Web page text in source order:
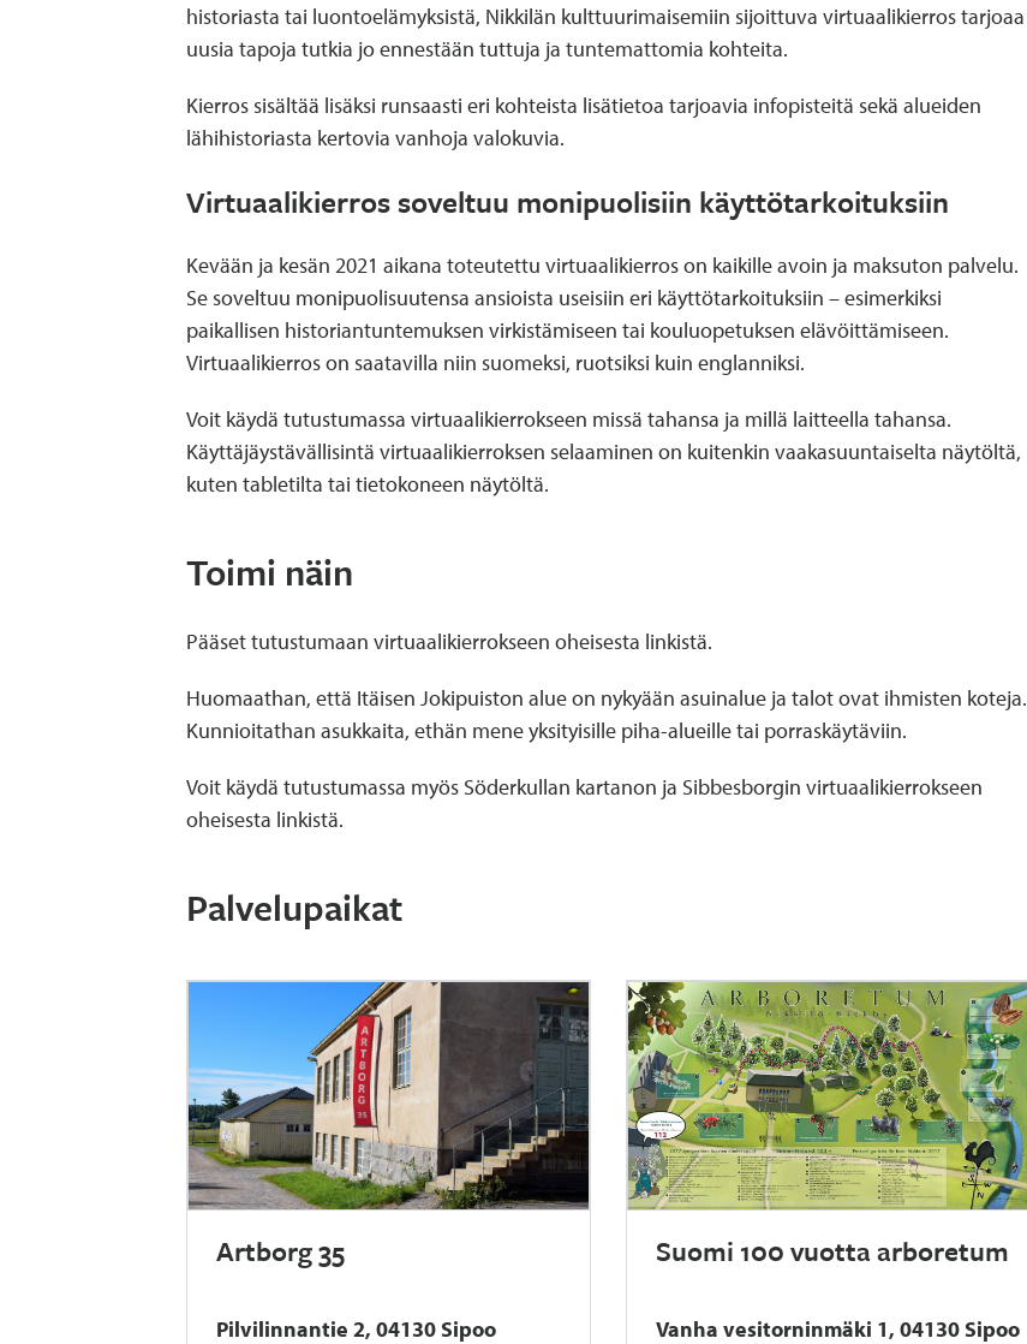
historiasta tai luontoelämyksistä, Nikkilän kulttuurimaisemiin sijoittuva virtuaalikierros tarjoaa
uusia tapoja tutkia jo ennestään tuttuja ja tuntemattomia kohteita.
Kierros sisältää lisäksi runsaasti eri kohteista lisätietoa tarjoavia infopisteitä sekä alueiden
lähihistoriasta kertovia vanhoja valokuvia.
Virtuaalikierros soveltuu monipuolisiin käyttötarkoituksiin
Kevään ja kesän 2021 aikana toteutettu virtuaalikierros on kaikille avoin ja maksuton palvelu.
Se soveltuu monipuolisuutensa ansioista useisiin eri käyttötarkoituksiin – esimerkiksi
paikallisen historiantuntemuksen virkistämiseen tai kouluopetuksen elävöittämiseen.
Virtuaalikierros on saatavilla niin suomeksi, ruotsiksi kuin englanniksi.
Voit käydä tutustumassa virtuaalikierrokseen missä tahansa ja millä laitteella tahansa.
Käyttäjäystävällisintä virtuaalikierroksen selaaminen on kuitenkin vaakasuuntaiselta näytöltä,
kuten tabletilta tai tietokoneen näytöltä.
Toimi näin
Pääset tutustumaan virtuaalikierrokseen oheisesta linkistä.
Huomaathan, että Itäisen Jokipuiston alue on nykyään asuinalue ja talot ovat ihmisten koteja.
Kunnioitathan asukkaita, ethän mene yksityisille piha-alueille tai porraskäytäviin.
Voit käydä tutustumassa myös Söderkullan kartanon ja Sibbesborgin virtuaalikierrokseen
oheisesta linkistä.
Palvelupaikat
Artborg 35
Pilvilinnantie 2, 04130 Sipoo
Suomi 100 vuotta arboretum
Vanha vesitorninmäki 1, 04130 Sipoo